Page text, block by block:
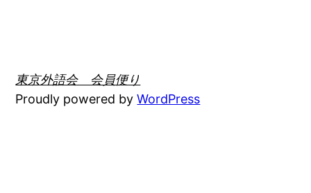
東京外語会 会員便り
Proudly powered byWordPress